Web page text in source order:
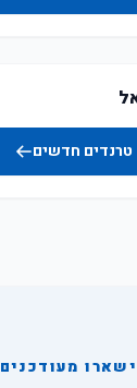
טרנדים חדשים
מעודכנים